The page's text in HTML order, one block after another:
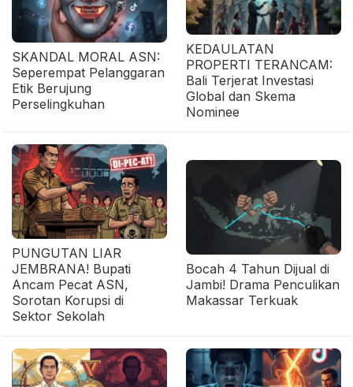
SKANDAL MORAL ASN:
Seperempat Pelanggaran
Etik Berujung
Perselingkuhan
KEDAULATAN
PROPERTI TERANCAM:
Bali Terjerat Investasi
Global dan Skema
Nominee
PUNGUTAN LIAR
JEMBRANA! Bupati
Ancam Pecat ASN,
Sorotan Korupsi di
Sektor Sekolah
Bocah 4 Tahun Dijual di
Jambi! Drama Penculikan
Makassar Terkuak